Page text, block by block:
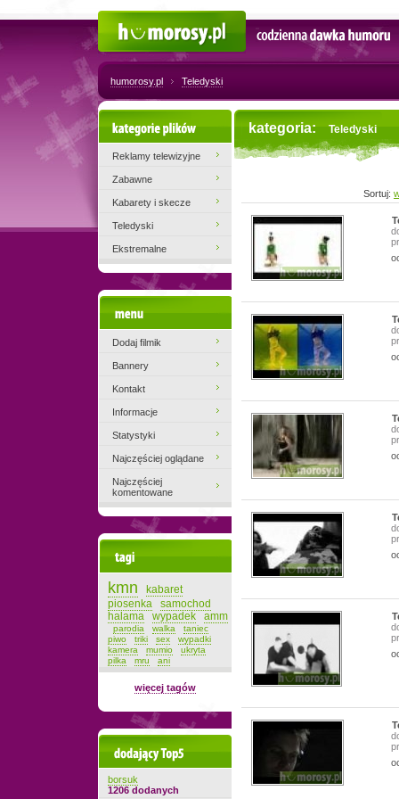
Codzienna dawka humoru
humorosy.pl Teledyski
kategoria: Teledyski
Sortuj:
Kategorie plików
Reklamy telewizyjne
Zabawne
Kabarety i skecze
Teledyski
Ekstremalne
Dodaj filmik
Bannery
Kontakt
Informacje
Statystyki
Najczęściej oglądane
Najczęściej
komentowane
kmn
kabaret
piosenka
samochod
halama
wypadek amm
parodia walka
taniec
piwo
triki sex
wypadki
kamera
mumio
ukryta
pilka
mru ani
więcej tagów
Dodający top-5
borsuk
1206 dodanych